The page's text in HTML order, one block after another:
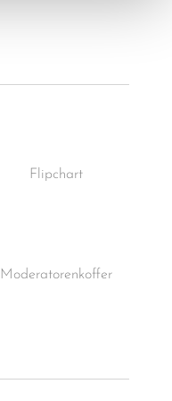
Flipchart
Moderatorenkoffer